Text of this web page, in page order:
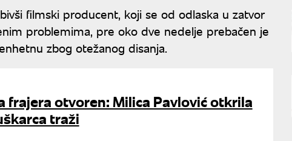
filmski producent, koji se od odlaska u zatvor
problemima, pre oko dve nedelje prebačen je
zbog otežanog disanja.
frajera otvoren: Milica Pavlović otkrila
traži